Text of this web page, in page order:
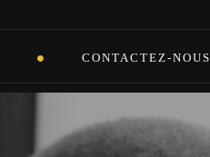
CONTACTEZ-NOUS